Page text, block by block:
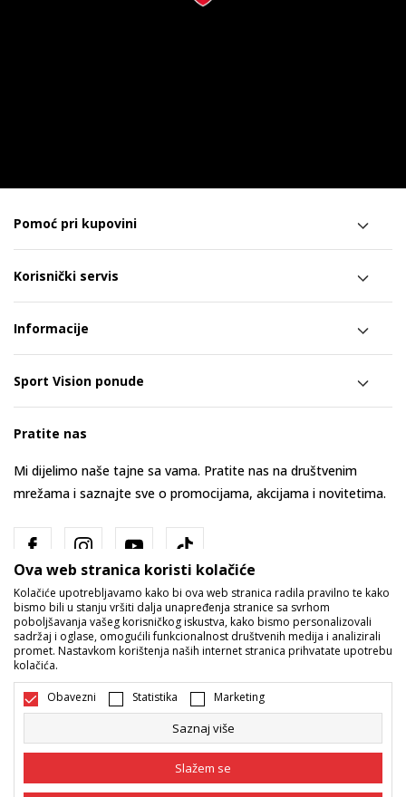
Pomoć pri kupovini
Korisnički servis
Informacije
Sport Vision ponude
Pratite nas
Mi dijelimo naše tajne sa vama. Pratite nas na društvenim
mrežama i saznajte sve o promocijama, akcijama i novitetima.
Bosna i Hercegovina Promijenite
Ova web stranica koristi kolačiće
Kolačiće upotrebljavamo kako bi ova web stranica radila pravilno te kako
bismo bili u stanju vršiti dalja unapređenja stranice sa svrhom
poboljšavanja vašeg korisničkog iskustva, kako bismo personalizovali
sadržaj i oglase, omogućili funkcionalnost društvenih medija i analizirali
promet. Nastavkom korištenja naših internet stranica prihvatate upotrebu
kolačića.
Obavezni Statistika Marketing
Saznaj više
Slažem se